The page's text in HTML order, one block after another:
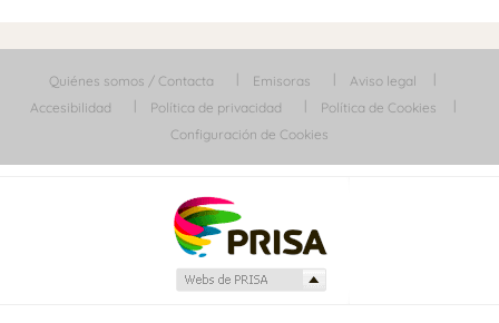
Quiénes somos / Contacta Emisoras
Aviso legal
Accesibilidad
Política de privacidad
Política de Cookies
Configuración de Cookies